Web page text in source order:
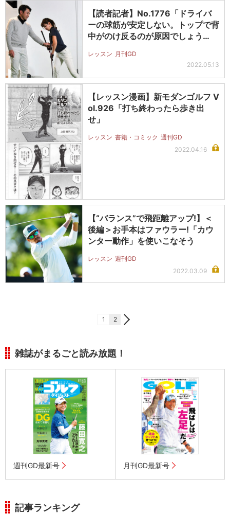
【読者記者】No.1776「ドライバ
ーの球筋が安定しない。トップで背
中がのけ反るのが原因でしょう
レッスン 月刊GD
2022.05.13
【レッスン漫画】新モダンゴルフ V
ol.926「打ち終わったら歩き出
せ」
レッスン 書籍・コミック 週刊GD
2022.04.16
【“バランス”で飛距離アップ!】＜
後編＞お手本はファウラー!「カウ
ンター動作」を使いこなそう
レッスン 週刊GD
2022.03.09
1 2
雑誌がまるごと読み放題！
週刊GD最新号 月刊GD最新号
記事ランキング